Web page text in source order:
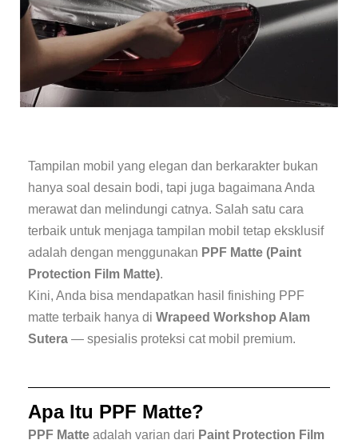
Tampilan mobil yang elegan dan berkarakter bukan
hanya soal desain bodi, tapi juga bagaimana Anda
merawat dan melindungi catnya. Salah satu cara
terbaik untuk menjaga tampilan mobil tetap eksklusif
adalah dengan menggunakan PPF Matte (Paint
Protection Film Matte).
Kini, Anda bisa mendapatkan hasil finishing PPF
matte terbaik hanya di Wrapeed Workshop Alam
Sutera — spesialis proteksi cat mobil premium.
Apa Itu PPF Matte?
PPF Matte adalah varian dari Paint Protection Film